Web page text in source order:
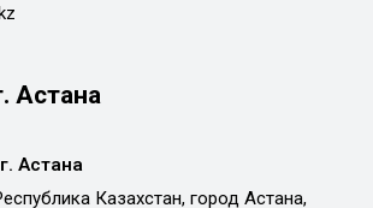
Астана
Астана
Казахстан, город Астана,